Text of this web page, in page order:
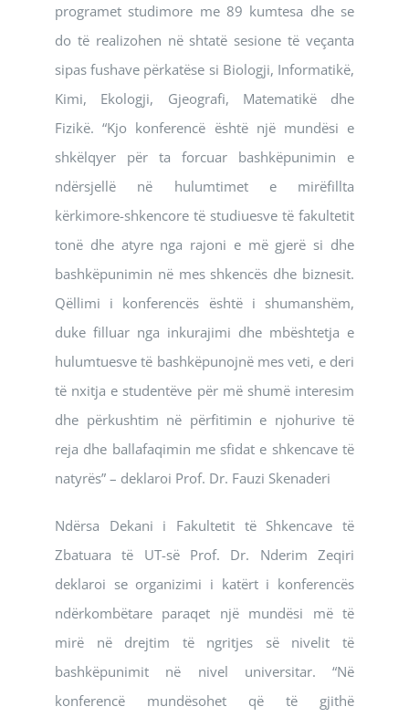
programet studimore me 89 kumtesa dhe se
do të realizohen në shtatë sesione të veçanta
sipas fushave përkatëse si Biologji, Informatikë,
Kimi, Ekologji, Gjeografi, Matematikë dhe
Fizikë. “Kjo konferencë është një mundësi e
shkëlqyer për ta forcuar bashkëpunimin e
ndërsjellë në hulumtimet e mirëfillta
kërkimore-shkencore të studiuesve të fakultetit
tonë dhe atyre nga rajoni e më gjerë si dhe
bashkëpunimin në mes shkencës dhe biznesit.
Qëllimi i konferencës është i shumanshëm,
duke filluar nga inkurajimi dhe mbështetja e
hulumtuesve të bashkëpunojnë mes veti, e deri
të nxitja e studentëve për më shumë interesim
dhe përkushtim në përfitimin e njohurive të
reja dhe ballafaqimin me sfidat e shkencave të
natyrës” – deklaroi Prof. Dr. Fauzi Skenaderi
Ndërsa Dekani i Fakultetit të Shkencave të
Zbatuara të UT-së Prof. Dr. Nderim Zeqiri
deklaroi se organizimi i katërt i konferencës
ndërkombëtare paraqet një mundësi më të
mirë në drejtim të ngritjes së nivelit të
bashkëpunimit në nivel universitar. “Në
konferencë mundësohet që të gjithë